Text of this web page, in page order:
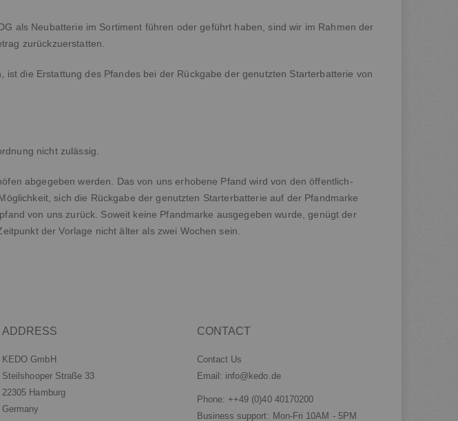
als Neubatterie im Sortiment führen oder geführt haben, sind wir im Rahmen der
zurückzuerstatten.
ist die Erstattung des Pfandes bei der Rückgabe der genutzten Starterbatterie von
nicht zulässig.
abgegeben werden. Das von uns erhobene Pfand wird von den öffentlich-
sich die Rückgabe der genutzten Starterbatterie auf der Pfandmarke
von uns zurück. Soweit keine Pfandmarke ausgegeben wurde, genügt der
der Vorlage nicht älter als zwei Wochen sein.
ADDRESS
KEDO GmbH
Steilshooper Straße 33
22305 Hamburg
Germany
CONTACT
Contact Us
Email: info@kedo.de
Phone: ++49 (0)40 40170200
Business support: Mon-Fri 10AM - 5PM